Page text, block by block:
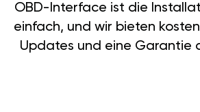
OBD-Interface ist die
einfach, und wir bieten
Updates und eine Garantie